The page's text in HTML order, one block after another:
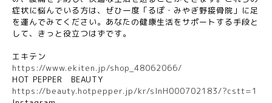
症状に悩んでいる方は、ぜひ一度「るぽ・みやぎ野接骨院」に足
を運んでみてください。あなたの健康生活をサポートする手段と
して、きっと役立つはずです。
エキテン
https://www.ekiten.jp/shop_48062066/
HOT PEPPER
BEAUTY
https://beauty.hotpepper.jp/kr/slnH000702183/?cstt=1